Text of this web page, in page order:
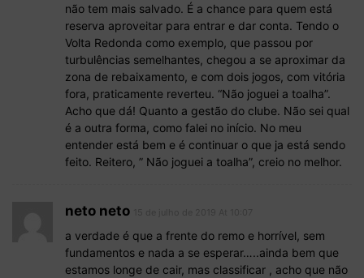
não tem mais salvado. É a chance para quem está
reserva aproveitar para entrar e dar conta. Tendo o
Volta Redonda como exemplo, que passou por
turbulências semelhantes, chegou a se aproximar da
zona de rebaixamento, e com dois jogos, com vitória
fora, praticamente reverteu. “Não joguei a toalha”.
Acho que dá! Quanto a gestão do clube. Não sei qual
é a outra forma, como falei no início. No meu
entender está bem e é continuar o que ja está sendo
feito. Reitero, ” Não joguei a toalha”, creio no melhor.
neto neto
a verdade é que a frente do remo e horrível, sem
fundamentos e nada a se esperar…..ainda bem que
estamos longe de cair, mas classificar , acho que não